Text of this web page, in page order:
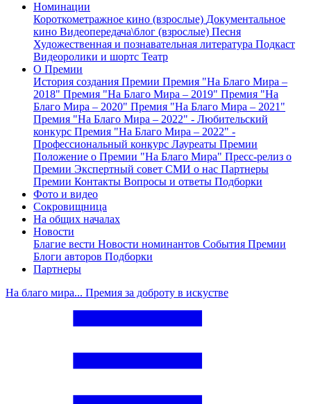
Номинации
Короткометражное кино (взрослые) Документальное
кино Видеопередача\блог (взрослые) Песня
Художественная и познавательная литература Подкаст
Видеоролики и шортс Театр
О Премии
История создания Премии Премия "На Благо Мира –
2018" Премия "На Благо Мира – 2019" Премия "На
Благо Мира – 2020" Премия "На Благо Мира – 2021"
Премия "На Благо Мира – 2022" - Любительский
конкурс Премия "На Благо Мира – 2022" -
Профессиональный конкурс Лауреаты Премии
Положение о Премии "На Благо Мира" Пресс-релиз о
Премии Экспертный совет СМИ о нас Партнеры
Премии Контакты Вопросы и ответы Подборки
Фото и видео
Сокровищница
На общих началах
Новости
Благие вести Новости номинантов События Премии
Блоги авторов Подборки
Партнеры
На благо мира... Премия за доброту в искустве